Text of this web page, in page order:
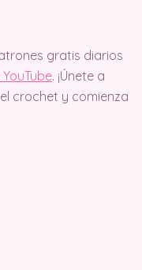
gratis diarios
. ¡Únete a
crochet y comienza